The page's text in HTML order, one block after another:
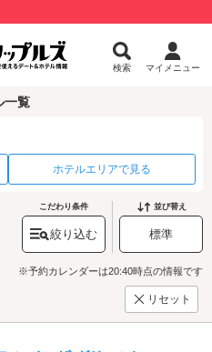
検索 マイメニュー
一覧
ホテルエリアで見る
こだわり条件
絞り込む
並び替え
標準
※予約カレンダーは20:40時点の情報です
リセット